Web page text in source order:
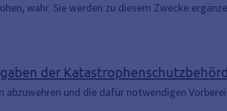
wahr. Sie werden zu diesem Zwecke
der
und die dafür notwendigen